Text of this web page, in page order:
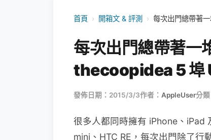
首頁 › 開箱文 & 評測 › 每次出門總帶著
每次出門總帶著一
thecoopidea 5 埠
發佈日期：2015/3/3作者： AppleUser分類
很多人都同時擁有 iPhone、iPad
mini、HTC RE，每次出門除了行